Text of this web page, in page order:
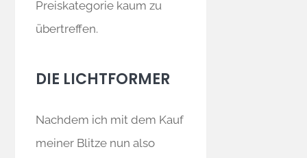
Preiskategorie kaum zu
übertreffen.
DIE LICHTFORMER
Nachdem ich mit dem Kauf
meiner Blitze nun also